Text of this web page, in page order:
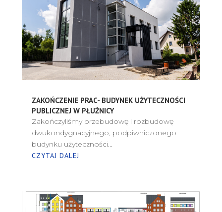
ZAKOŃCZENIE PRAC- BUDYNEK UŻYTECZNOŚCI
PUBLICZNEJ W PŁUŻNICY
Zakończyliśmy przebudowę i rozbudowę
dwukondygnacyjnego, podpiwniczonego
budynku użyteczności...
CZYTAJ DALEJ